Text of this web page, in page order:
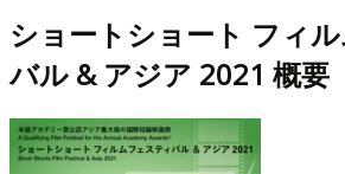
ショートショート フィ
バル & アジア 2021 概要